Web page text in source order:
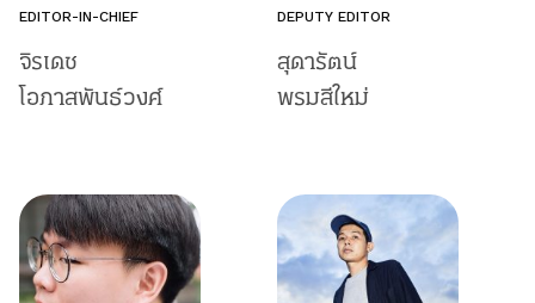
EDITOR-IN-CHIEF
จิรเดช
โอภาสพันธ์วงศ์
DEPUTY EDITOR
สุดารัตน์
พรมสีใหม่